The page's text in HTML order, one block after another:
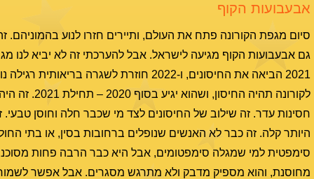
אבעבועות הקוף
סיום מגפת הקורונה פתח את העולם, ותיירים חזרו לנוע בהמוניהם.
לקורונה
חסינות עדר. זה שילוב של החיסונים לצד מי שכבר חלה וחוסן
היותר קלה. זה כבר לא האנשים שנופלים ברחובות בסין, או בתי
סימפטית למי שמגלה סימפטומים, אבל היא כבר הרבה פחות מסוכנת.
מחוסנת, והוא מספיק מדבק ולא מתרגש מסגרים. אבל אפשר